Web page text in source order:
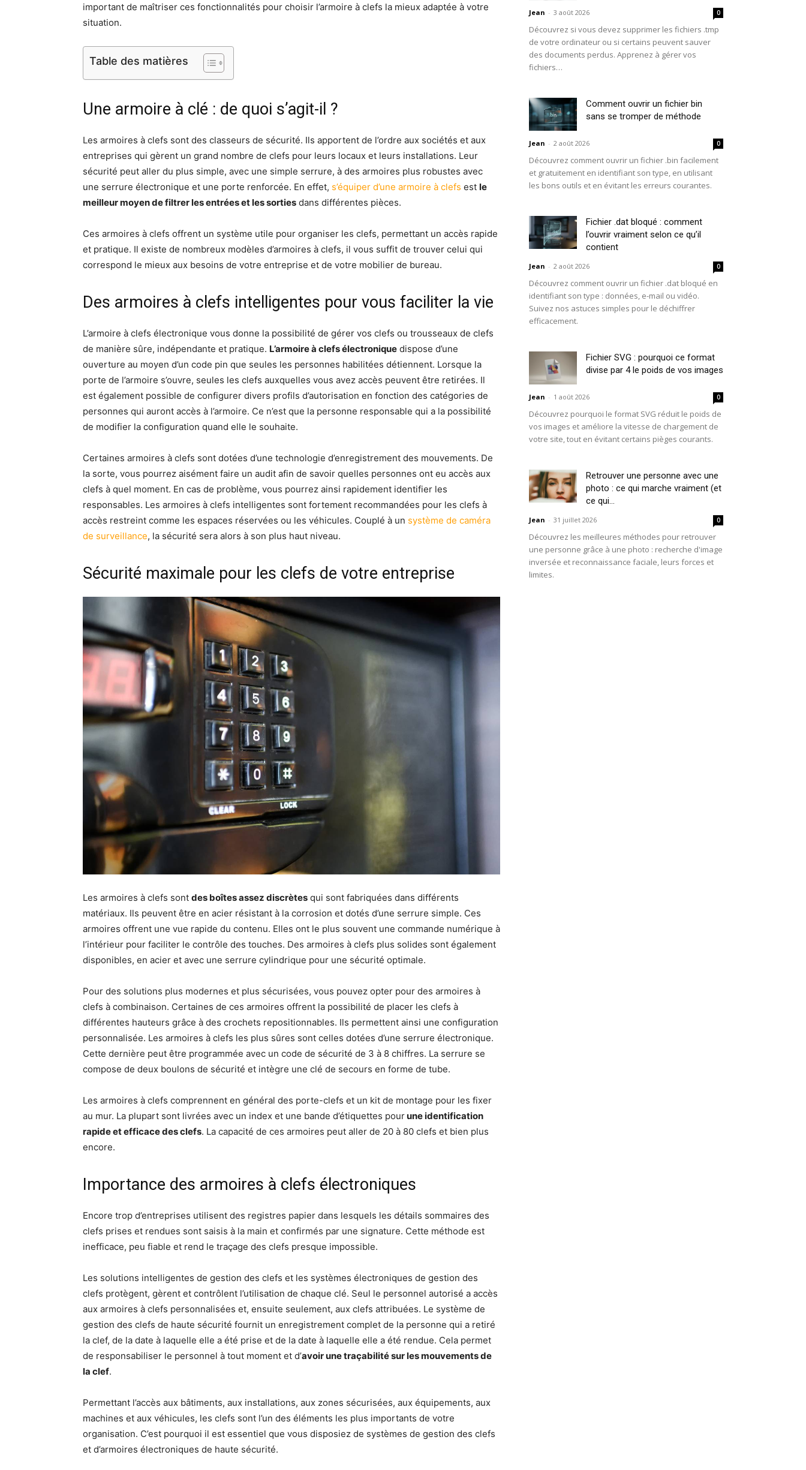
important de maîtriser ces fonctionnalités pour choisir l’armoire à clefs la mieux adaptée à votre
situation.
Table des matières
Une armoire à clé : de quoi s’agit-il ?
Les armoires à clefs sont des classeurs de sécurité. Ils apportent de l’ordre aux sociétés et aux
entreprises qui gèrent un grand nombre de clefs pour leurs locaux et leurs installations. Leur
sécurité peut aller du plus simple, avec une simple serrure, à des armoires plus robustes avec
une serrure électronique et une porte renforcée. En effet, s’équiper d’une armoire à clefs est le
meilleur moyen de filtrer les entrées et les sorties dans différentes pièces.
Ces armoires à clefs offrent un système utile pour organiser les clefs, permettant un accès rapide
et pratique. Il existe de nombreux modèles d’armoires à clefs, il vous suffit de trouver celui qui
correspond le mieux aux besoins de votre entreprise et de votre mobilier de bureau.
Des armoires à clefs intelligentes pour vous faciliter la vie
L’armoire à clefs électronique vous donne la possibilité de gérer vos clefs ou trousseaux de clefs
de manière sûre, indépendante et pratique. L’armoire à clefs électronique dispose d’une
ouverture au moyen d’un code pin que seules les personnes habilitées détiennent. Lorsque la
porte de l’armoire s’ouvre, seules les clefs auxquelles vous avez accès peuvent être retirées. Il
est également possible de configurer divers profils d’autorisation en fonction des catégories de
personnes qui auront accès à l’armoire. Ce n’est que la personne responsable qui a la possibilité
de modifier la configuration quand elle le souhaite.
Certaines armoires à clefs sont dotées d’une technologie d’enregistrement des mouvements. De
la sorte, vous pourrez aisément faire un audit afin de savoir quelles personnes ont eu accès aux
clefs à quel moment. En cas de problème, vous pourrez ainsi rapidement identifier les
responsables. Les armoires à clefs intelligentes sont fortement recommandées pour les clefs à
accès restreint comme les espaces réservées ou les véhicules. Couplé à un système de caméra
de surveillance, la sécurité sera alors à son plus haut niveau.
Sécurité maximale pour les clefs de votre entreprise
Les armoires à clefs sont des boîtes assez discrètes qui sont fabriquées dans différents
matériaux. Ils peuvent être en acier résistant à la corrosion et dotés d’une serrure simple. Ces
armoires offrent une vue rapide du contenu. Elles ont le plus souvent une commande numérique à
l’intérieur pour faciliter le contrôle des touches. Des armoires à clefs plus solides sont également
disponibles, en acier et avec une serrure cylindrique pour une sécurité optimale.
Pour des solutions plus modernes et plus sécurisées, vous pouvez opter pour des armoires à
clefs à combinaison. Certaines de ces armoires offrent la possibilité de placer les clefs à
différentes hauteurs grâce à des crochets repositionnables. Ils permettent ainsi une configuration
personnalisée. Les armoires à clefs les plus sûres sont celles dotées d’une serrure électronique.
Cette dernière peut être programmée avec un code de sécurité de 3 à 8 chiffres. La serrure se
compose de deux boulons de sécurité et intègre une clé de secours en forme de tube.
Les armoires à clefs comprennent en général des porte-clefs et un kit de montage pour les fixer
au mur. La plupart sont livrées avec un index et une bande d’étiquettes pourune identification
rapide et efficace des clefs. La capacité de ces armoires peut aller de 20 à 80 clefs et bien plus
encore.
Importance des armoires à clefs électroniques
Encore trop d’entreprises utilisent des registres papier dans lesquels les détails sommaires des
clefs prises et rendues sont saisis à la main et confirmés par une signature. Cette méthode est
inefficace, peu fiable et rend le traçage des clefs presque impossible.
Les solutions intelligentes de gestion des clefs et les systèmes électroniques de gestion des
clefs protègent, gèrent et contrôlent l’utilisation de chaque clé. Seul le personnel autorisé a accès
aux armoires à clefs personnalisées et, ensuite seulement, aux clefs attribuées. Le système de
gestion des clefs de haute sécurité fournit un enregistrement complet de la personne qui a retiré
la clef, de la date à laquelle elle a été prise et de la date à laquelle elle a été rendue. Cela permet
de responsabiliser le personnel à tout moment et d’avoir une traçabilité sur les mouvements de
la clef.
Permettant l’accès aux bâtiments, aux installations, aux zones sécurisées, aux équipements, aux
machines et aux véhicules, les clefs sont l’un des éléments les plus importants de votre
organisation. C’est pourquoi il est essentiel que vous disposiez de systèmes de gestion des clefs
et d’armoires électroniques de haute sécurité.
Jean - 3 août 2026 0
Découvrez si vous devez supprimer les fichiers .tmp
de votre ordinateur ou si certains peuvent sauver
des documents perdus. Apprenez à gérer vos
fichiers…
Comment ouvrir un fichier bin
sans se tromper de méthode
Jean - 2 août 2026 0
Découvrez comment ouvrir un fichier .bin facilement
et gratuitement en identifiant son type, en utilisant
les bons outils et en évitant les erreurs courantes.
Fichier .dat bloqué : comment
l’ouvrir vraiment selon ce qu’il
contient
Jean - 2 août 2026 0
Découvrez comment ouvrir un fichier .dat bloqué en
identifiant son type : données, e-mail ou vidéo.
Suivez nos astuces simples pour le déchiffrer
efficacement.
Fichier SVG : pourquoi ce format
divise par 4 le poids de vos images
Jean - 1 août 2026 0
Découvrez pourquoi le format SVG réduit le poids de
vos images et améliore la vitesse de chargement de
votre site, tout en évitant certains pièges courants.
Retrouver une personne avec une
photo : ce qui marche vraiment (et
ce qui...
Jean - 31 juillet 2026 0
Découvrez les meilleures méthodes pour retrouver
une personne grâce à une photo : recherche d'image
inversée et reconnaissance faciale, leurs forces et
limites.